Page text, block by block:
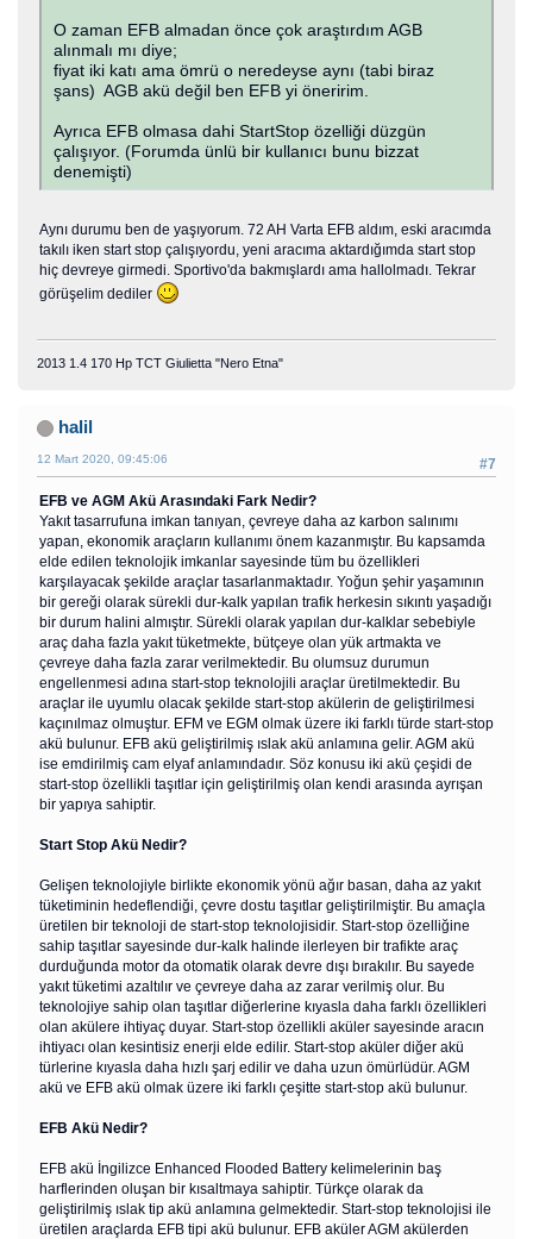
O zaman EFB almadan önce çok araştırdım AGB
alınmalı mı diye;
fiyat iki katı ama ömrü o neredeyse aynı (tabi biraz
şans) AGB akü değil ben EFB yi öneririm.
Ayrıca EFB olmasa dahi StartStop özelliği düzgün
çalışıyor. (Forumda ünlü bir kullanıcı bunu bizzat
denemişti)
Aynı durumu ben de yaşıyorum. 72 AH Varta EFB aldım, eski aracımda
takılı iken start stop çalışıyordu, yeni aracıma aktardığımda start stop
hiç devreye girmedi. Sportivo'da bakmışlardı ama hallolmadı. Tekrar
görüşelim dediler
2013 1.4 170 Hp TCT Giulietta "Nero Etna"
halil
#7
12 Mart 2020, 09:45:06
EFB ve AGM Akü Arasındaki Fark Nedir?
Yakıt tasarrufuna imkan tanıyan, çevreye daha az karbon salınımı
yapan, ekonomik araçların kullanımı önem kazanmıştır. Bu kapsamda
elde edilen teknolojik imkanlar sayesinde tüm bu özellikleri
karşılayacak şekilde araçlar tasarlanmaktadır. Yoğun şehir yaşamının
bir gereği olarak sürekli dur-kalk yapılan trafik herkesin sıkıntı yaşadığı
bir durum halini almıştır. Sürekli olarak yapılan dur-kalklar sebebiyle
araç daha fazla yakıt tüketmekte, bütçeye olan yük artmakta ve
çevreye daha fazla zarar verilmektedir. Bu olumsuz durumun
engellenmesi adına start-stop teknolojili araçlar üretilmektedir. Bu
araçlar ile uyumlu olacak şekilde start-stop akülerin de geliştirilmesi
kaçınılmaz olmuştur. EFM ve EGM olmak üzere iki farklı türde start-stop
akü bulunur. EFB akü geliştirilmiş ıslak akü anlamına gelir. AGM akü
ise emdirilmiş cam elyaf anlamındadır. Söz konusu iki akü çeşidi de
start-stop özellikli taşıtlar için geliştirilmiş olan kendi arasında ayrışan
bir yapıya sahiptir.
Start Stop Akü Nedir?
Gelişen teknolojiyle birlikte ekonomik yönü ağır basan, daha az yakıt
tüketiminin hedeflendiği, çevre dostu taşıtlar geliştirilmiştir. Bu amaçla
üretilen bir teknoloji de start-stop teknolojisidir. Start-stop özelliğine
sahip taşıtlar sayesinde dur-kalk halinde ilerleyen bir trafikte araç
durduğunda motor da otomatik olarak devre dışı bırakılır. Bu sayede
yakıt tüketimi azaltılır ve çevreye daha az zarar verilmiş olur. Bu
teknolojiye sahip olan taşıtlar diğerlerine kıyasla daha farklı özellikleri
olan akülere ihtiyaç duyar. Start-stop özellikli aküler sayesinde aracın
ihtiyacı olan kesintisiz enerji elde edilir. Start-stop aküler diğer akü
türlerine kıyasla daha hızlı şarj edilir ve daha uzun ömürlüdür. AGM
akü ve EFB akü olmak üzere iki farklı çeşitte start-stop akü bulunur.
EFB Akü Nedir?
EFB akü İngilizce Enhanced Flooded Battery kelimelerinin baş
harflerinden oluşan bir kısaltmaya sahiptir. Türkçe olarak da
geliştirilmiş ıslak tip akü anlamına gelmektedir. Start-stop teknolojisi ile
üretilen araçlarda EFB tipi akü bulunur. EFB aküler AGM akülerden